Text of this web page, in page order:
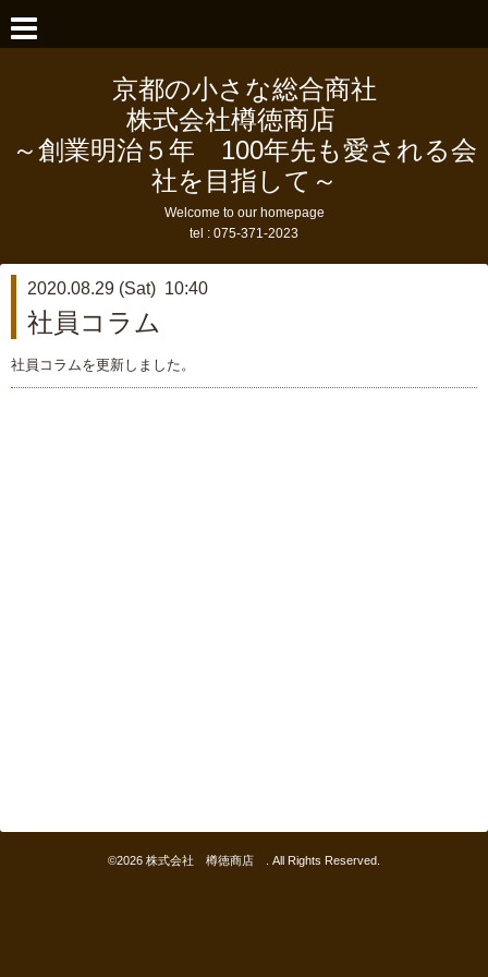
京都の小さな総合商社
株式会社樽徳商店
～創業明治５年 100年先も愛される会
社を目指して～
Welcome to our homepage
tel : 075-371-2023
2020.08.29 (Sat) 10:40
社員コラム
社員コラムを更新しました。
©2026 株式会社 樽徳商店 . All Rights Reserved.